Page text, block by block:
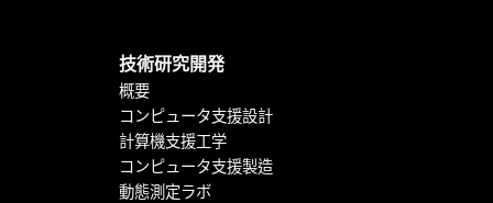
技術研究開発
概要
コンピュータ支援設計
計算機支援工学
コンピュータ支援製造
動態測定ラボ